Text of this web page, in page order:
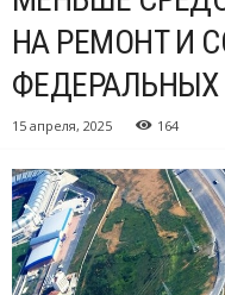
НА РЕМОНТ И
15 апреля, 2025 164